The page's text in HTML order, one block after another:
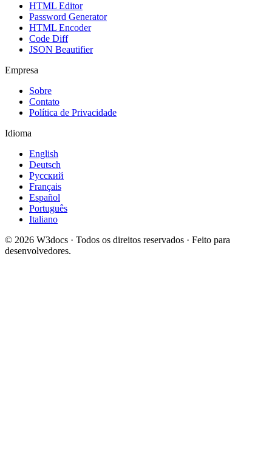
HTML Editor
Password Generator
HTML Encoder
Code Diff
JSON Beautifier
Empresa
Sobre
Contato
Política de Privacidade
Idioma
English
Deutsch
Русский
Français
Español
Português
Italiano
© 2026 W3docs · Todos os direitos reservados · Feito para
desenvolvedores.